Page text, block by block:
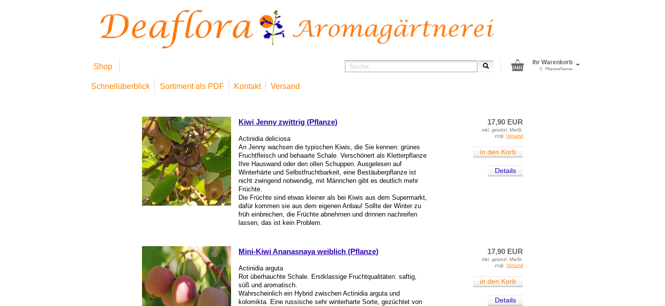
Shop
Schnellüberblick Sortiment als PDF Kontakt Versand
Ihr Warenkorb
Pflanzen/Samen
0
Kiwi Jenny zwittrig (Pflanze)
Actinidia deliciosa
An Jenny wachsen die typischen Kiwis, die Sie kennen: grünes
Fruchtfleisch und behaarte Schale. Verschönert als Kletterpflanze
Ihre Hauswand oder den ollen Schuppen. Ausgelesen auf
Winterhärte und Selbstfruchtbarkeit, eine Bestäuberpflanze ist
nicht zwingend notwendig, mit Männchen gibt es deutlich mehr
Früchte.
Die Früchte sind etwas kleiner als bei Kiwis aus dem Supermarkt,
dafür kommen sie aus dem eigenen Anbau! Sollte der Winter zu
früh einbrechen, die Früchte abnehmen und drinnen nachreifen
lassen, das ist kein Problem.
17,90 EUR
inkl. gesetzl. MwSt.
zzgl. Versand
in den Korb
Details
Mini-Kiwi Ananasnaya weiblich (Pflanze)
Actinidia arguta
Rot überhauchte Schale. Erstklassige Fruchtqualitäten: saftig,
süß und aromatisch.
Wahrscheinlich ein Hybrid zwischen Actinidia arguta und
kolomikta. Eine russische sehr winterharte Sorte, gezüchtet von
17,90 EUR
inkl. gesetzl. MwSt.
zzgl. Versand
in den Korb
Details